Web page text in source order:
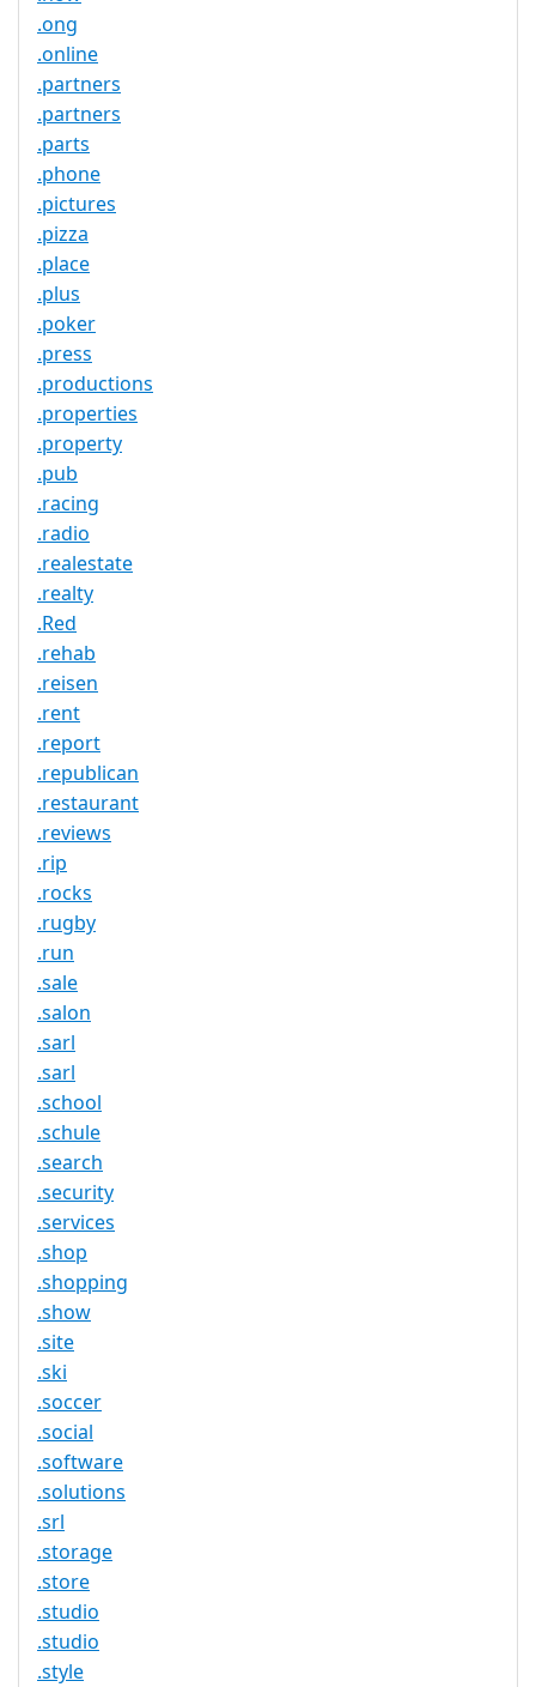
.ong
.online
.partners
.partners
.parts
.phone
.pictures
.pizza
.place
.plus
.poker
.press
.productions
.properties
.property
.pub
.racing
.radio
.realestate
.realty
.Red
.rehab
.reisen
.rent
.report
.republican
.restaurant
.reviews
.rip
.rocks
.rugby
.run
.sale
.salon
.sarl
.sarl
.school
.schule
.search
.security
.services
.shop
.shopping
.show
.site
.ski
.soccer
.social
.software
.solutions
.srl
.storage
.store
.studio
.studio
.style